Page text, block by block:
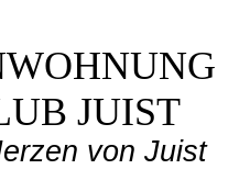
JUIST
von Juist